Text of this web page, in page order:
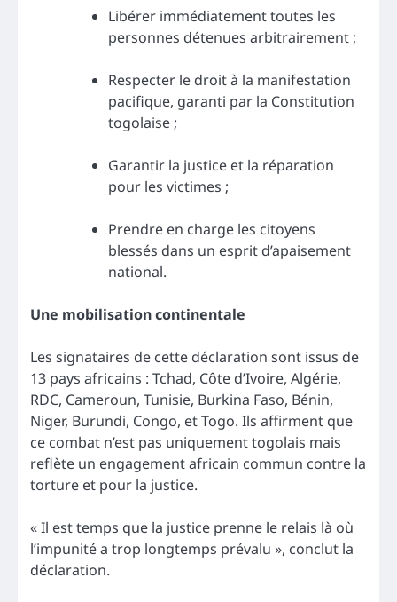
Libérer immédiatement toutes les
personnes détenues arbitrairement ;
Respecter le droit à la manifestation
pacifique, garanti par la Constitution
togolaise ;
Garantir la justice et la réparation
pour les victimes ;
Prendre en charge les citoyens
blessés dans un esprit d’apaisement
national.
Une mobilisation continentale
Les signataires de cette déclaration sont issus de
13 pays africains : Tchad, Côte d’Ivoire, Algérie,
RDC, Cameroun, Tunisie, Burkina Faso, Bénin,
Niger, Burundi, Congo, et Togo. Ils affirment que
ce combat n’est pas uniquement togolais mais
reflète un engagement africain commun contre la
torture et pour la justice.
« Il est temps que la justice prenne le relais là où
l’impunité a trop longtemps prévalu », conclut la
déclaration.